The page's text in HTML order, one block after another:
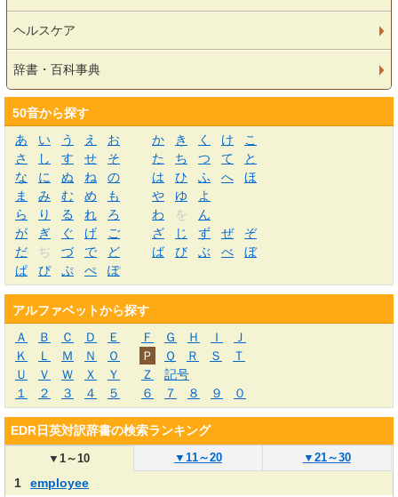
ヘルスケア
辞書・百科事典
50音から探す
あ
い う え お か き く け
こ
さ
し す せ そ た ち つ て
と
な
に ぬ ね の は ひ ふ へ
ほ
ま
み む め も や ゆ
よ
ら
り る れ ろ わ を
ん
が
ぎ ぐ げ ご ざ じ ず ぜ
ぞ
だ
ぢ づ で ど ば び ぶ べ
ぼ
ぱ
ぴ ぷ ぺ ぽ
アルファベットから探す
Ａ
Ｂ Ｃ Ｄ Ｅ Ｆ Ｇ Ｈ Ｉ
Ｊ
Ｋ
Ｌ Ｍ Ｎ Ｏ Ｐ Ｑ Ｒ Ｓ
Ｔ
Ｕ
Ｖ Ｗ Ｘ Ｙ Ｚ
記号
１
２ ３ ４ ５ ６ ７ ８ ９ ０
EDR日英対訳辞書の検索ランキング
▼1～10 ▼ 11～20 ▼ 21～30
1 employee